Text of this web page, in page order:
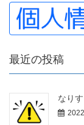
最近の投稿
なり